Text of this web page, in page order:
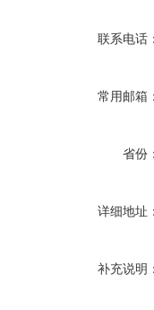
联系电话
常用邮箱
省份
详细地址
补充说明